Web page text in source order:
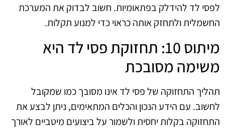
לפסי לד להידלק בפתאומיות. חשוב לבדוק את המערכת
החשמלית ולתחזק אותה כראוי כדי למנוע תקלות.
מיתוס 10: תחזוקת פסי לד היא
משימה מסובכת
תהליך התחזוקה של פסי לד אינו מסובך כמו שמקובל
לחשוב. עם הידע הנכון והכלים המתאימים, ניתן לבצע את
התחזוקה בקלות יחסית ולשמור על ביצועים מיטביים לאורך